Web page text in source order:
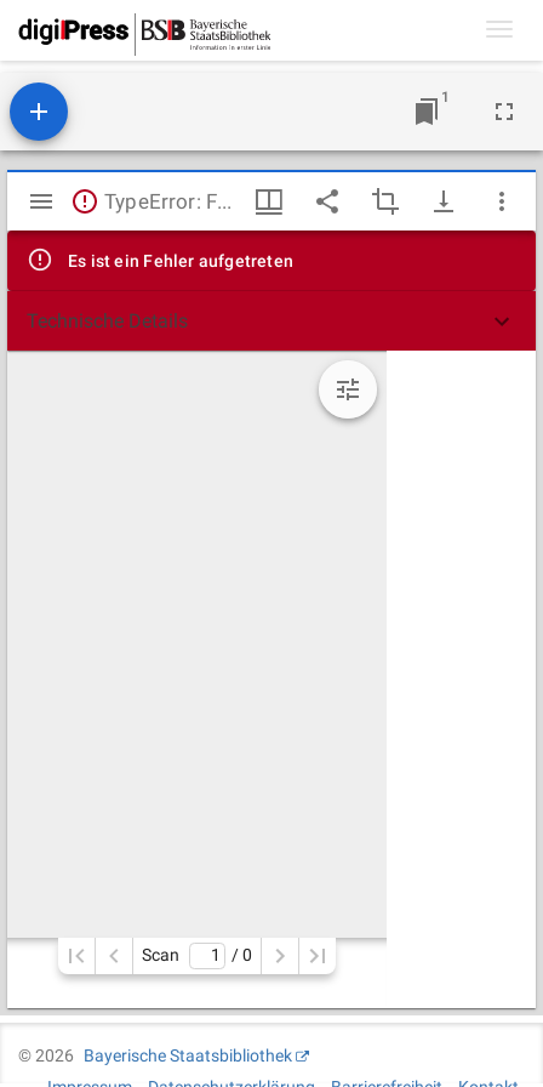
1
Mirador
Viewer
TypeError: Failed to fetch
Es ist ein Fehler aufgetreten
Technische Details
Scan / 0
©2026
Bayerische Staatsbibliothek